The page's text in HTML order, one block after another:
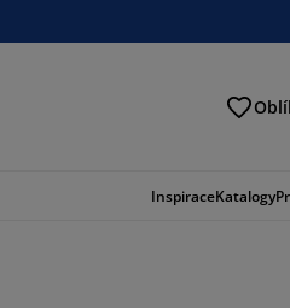
InspiraceKatalogy